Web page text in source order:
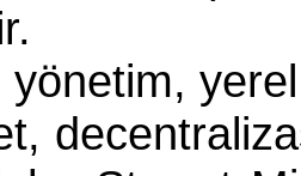
yönetim,